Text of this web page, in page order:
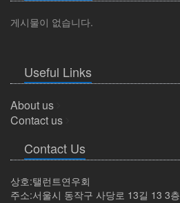
게시물이 없습니다.
Useful Links
About us
Contact us
Contact Us
상호:탤런트연우회
주소:서울시 동작구 사당로 13길 13 3층